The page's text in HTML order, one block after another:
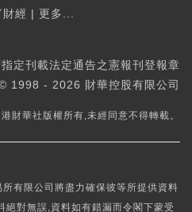
財經 | 更多...
定刊載法定通告之憲報刊登報章
1998 - 2026 財華控股有限公司
財華社版權所有,未經同意不得轉載。
有限公司將盡力確保彼等所提供資料
絕對無誤,資料如有錯漏而令閣下蒙受